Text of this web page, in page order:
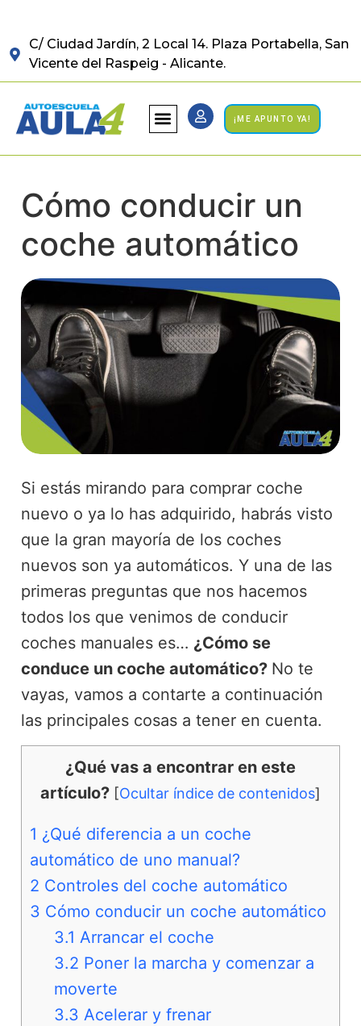
C/ Ciudad Jardín, 2 Local 14. Plaza Portabella, San
Vicente del Raspeig - Alicante.
¡ME APUNTO YA!
Cómo conducir un
coche automático
Si estás mirando para comprar coche
nuevo o ya lo has adquirido, habrás visto
que la gran mayoría de los coches
nuevos son ya automáticos. Y una de las
primeras preguntas que nos hacemos
todos los que venimos de conducir
coches manuales es… ¿Cómo se
conduce un coche automático? No te
vayas, vamos a contarte a continuación
las principales cosas a tener en cuenta.
¿Qué vas a encontrar en este
artículo? [Ocultar índice de contenidos]
1 ¿Qué diferencia a un coche
automático de uno manual?
2 Controles del coche automático
3 Cómo conducir un coche automático
3.1 Arrancar el coche
3.2 Poner la marcha y comenzar a
moverte
3.3 Acelerar y frenar